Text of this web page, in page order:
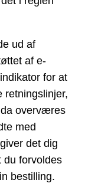
ud af
af e-
for at
retningslinjer,
overværes
med
det dig
du forvoldes
bestilling.